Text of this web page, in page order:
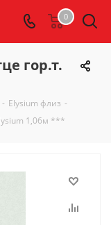
0
гор.т.
- Elysium флиз -
1,06м ***